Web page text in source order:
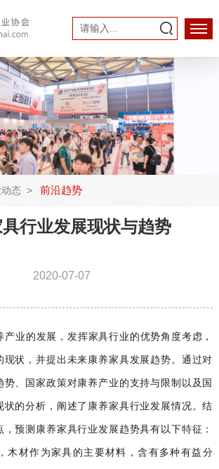
态 前沿趋势
行业发展现状与趋势
2020-07-07
产业的发展，发挥家具行业的优势角度考虑，
现状，并提出未来康养家具发展趋势。通过对
、国家政策对康养产业的支持与限制以及国
状的分析，阐述了康养家具行业发展情况。结
预测康养家具行业发展趋势具有以下特征：
木材作为家具的主要材料，含有多种有益分